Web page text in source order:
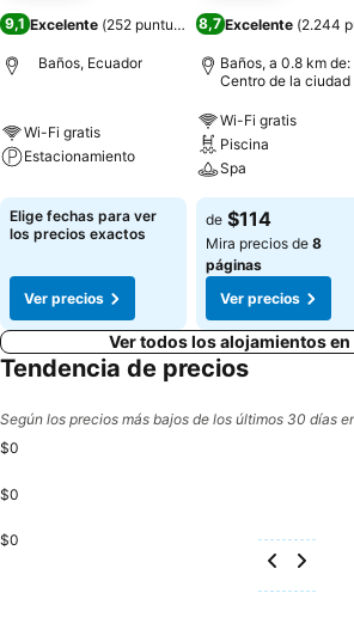
9,1 Excelente (252 puntuaciones)
Baños, Ecuador
Wi-Fi gratis
Estacionamiento
Elige fechas para ver
los precios exactos
Ver precios
8,7 Excelente (2.244
Baños, a 0.8 km de:
Centro de la ciudad
Wi-Fi gratis
Piscina
Spa
de $114
Mira precios de 8
páginas
Ver precios
Ver todos los alojamientos en
Tendencia de precios
Según los precios más bajos de los últimos 30 días
$0
$0
$0